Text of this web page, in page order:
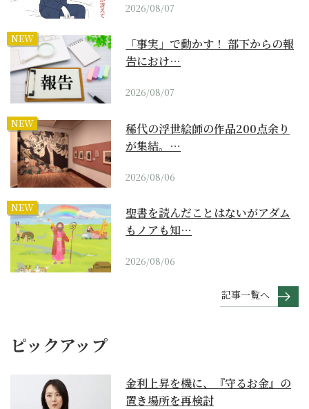
2026/08/07
NEW
「事実」で動かす！ 部下からの報
告におけ…
2026/08/07
NEW
稀代の浮世絵師の作品200点余り
が集結。…
2026/08/06
NEW
聖書を読んだことはないがアダム
もノアも知…
2026/08/06
記事一覧へ
ピックアップ
金利上昇を機に、『守るお金』の
置き場所を再検討